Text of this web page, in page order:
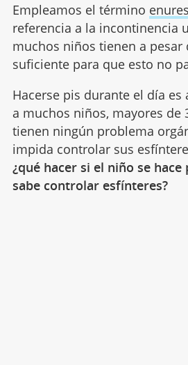
Empleamos el término
referencia a la incontinencia
muchos niños tienen a pesar
suficiente para que esto no
Hacerse pis durante el día
a muchos niños, mayores de
tienen ningún problema
impida controlar sus
¿qué hacer si el niño se
sabe controlar esfínteres?